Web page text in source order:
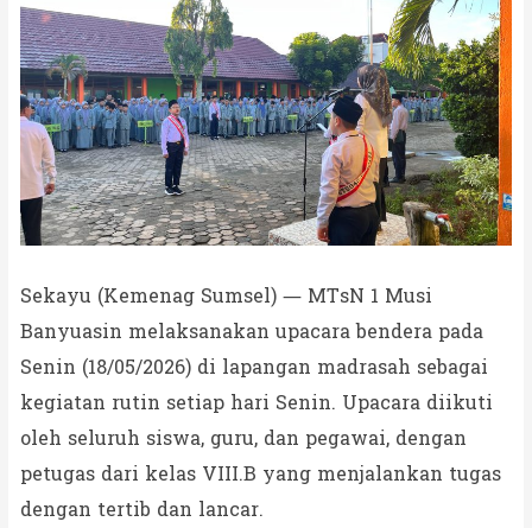
Sekayu (Kemenag Sumsel) — MTsN 1 Musi
Banyuasin melaksanakan upacara bendera pada
Senin (18/05/2026) di lapangan madrasah sebagai
kegiatan rutin setiap hari Senin. Upacara diikuti
oleh seluruh siswa, guru, dan pegawai, dengan
petugas dari kelas VIII.B yang menjalankan tugas
dengan tertib dan lancar.